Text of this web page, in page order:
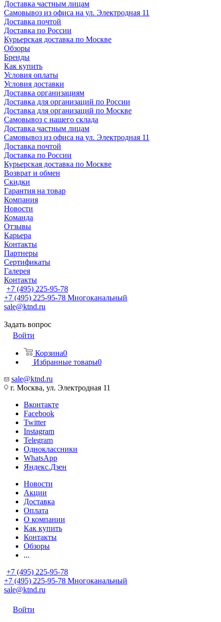
Доставка частным лицам
Самовывоз из офиса на ул. Электродная 11
Доставка почтой
Доставка по России
Курьерская доставка по Москве
Обзоры
Бренды
Как купить
Условия оплаты
Условия доставки
Доставка организациям
Доставка для организаций по России
Доставка для организаций по Москве
Самовывоз с нашего склада
Доставка частным лицам
Самовывоз из офиса на ул. Электродная 11
Доставка почтой
Доставка по России
Курьерская доставка по Москве
Возврат и обмен
Скидки
Гарантия на товар
Компания
Новости
Команда
Отзывы
Карьера
Контакты
Партнеры
Сертификаты
Галерея
Контакты
+7 (495) 225-95-78
+7 (495) 225-95-78 Многоканальный
sale@ktnd.ru
Задать вопрос
Войти
Корзина0
Избранные товары0
sale@ktnd.ru
г. Москва, ул. Электродная 11
Вконтакте
Facebook
Twitter
Instagram
Telegram
Одноклассники
WhatsApp
Яндекс.Дзен
Новости
Акции
Доставка
Оплата
О компании
Как купить
Контакты
Обзоры
...
+7 (495) 225-95-78
+7 (495) 225-95-78 Многоканальный
sale@ktnd.ru
Войти